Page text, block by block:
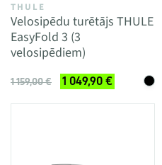
THULE
Velosipēdu turētājs THULE
EasyFold 3 (3
velosipēdiem)
1 159,00 € 1 049,90 €